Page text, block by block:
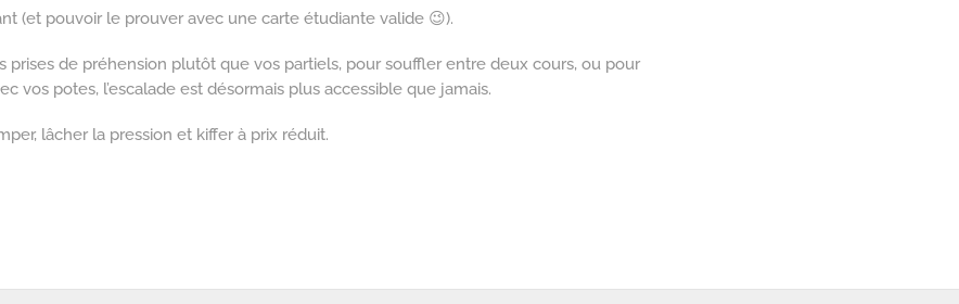
(et pouvoir le prouver avec une carte étudiante valide 😉).
prises de préhension plutôt que vos partiels, pour souffler entre deux cours, ou pour
vos potes, l’escalade est désormais plus accessible que jamais.
lâcher la pression et kiffer à prix réduit.